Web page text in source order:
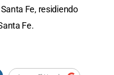
Fe, residiendo
Fe.